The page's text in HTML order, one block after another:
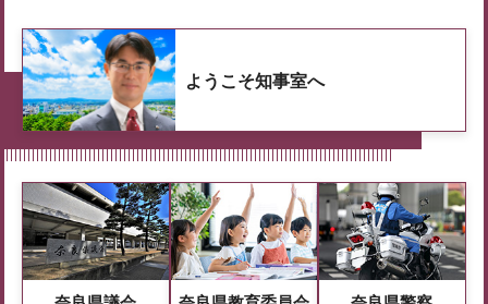
ようこそ知事室へ